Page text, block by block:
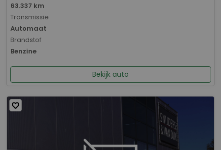
63.337 km
Transmissie
Automaat
Brandstof
Benzine
Bekijk auto